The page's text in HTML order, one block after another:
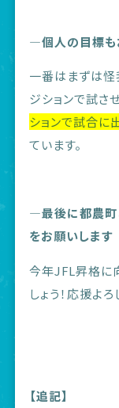
―個人の目標も
一番はまずは怪
ジションで試さ
ションで試合に
ています。
―最後に都農町
をお願いします
今年JFL昇格に
しょう！応援よろ
【追記】